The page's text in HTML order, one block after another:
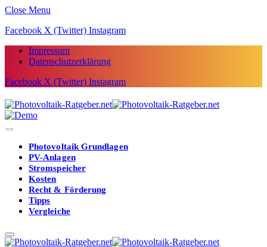
Close Menu
Facebook X (Twitter) Instagram
Impressum
Datenschutzerklärung
Facebook X (Twitter) Instagram
Photovoltaik Grundlagen
PV-Anlagen
Stromspeicher
Kosten
Recht & Förderung
Tipps
Vergleiche